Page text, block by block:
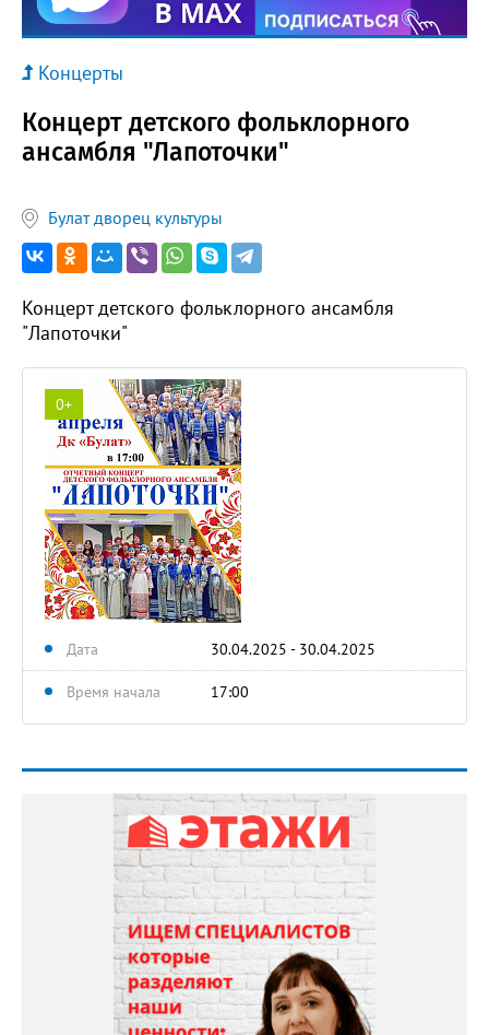
Концерты
Концерт детского фольклорного
ансамбля "Лапоточки"
Булат дворец культуры
Концерт детского фольклорного ансамбля
"Лапоточки"
0+
Дата 30.04.2025 - 30.04.2025
Время начала 17:00